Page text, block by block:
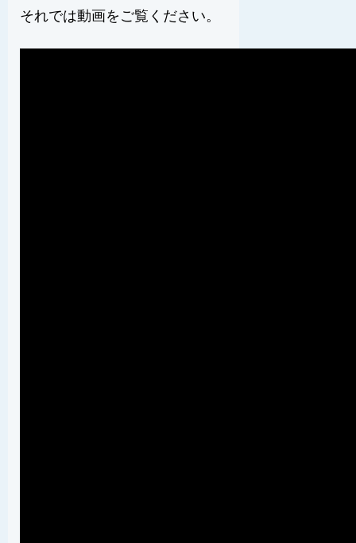
それでは動画をご覧ください。